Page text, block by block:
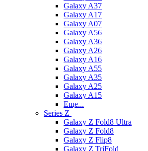
Galaxy A37
Galaxy A17
Galaxy A07
Galaxy A56
Galaxy A36
Galaxy A26
Galaxy A16
Galaxy A55
Galaxy A35
Galaxy A25
Galaxy A15
Еще...
Series Z
Galaxy Z Fold8 Ultra
Galaxy Z Fold8
Galaxy Z Flip8
Galaxy Z TriFold